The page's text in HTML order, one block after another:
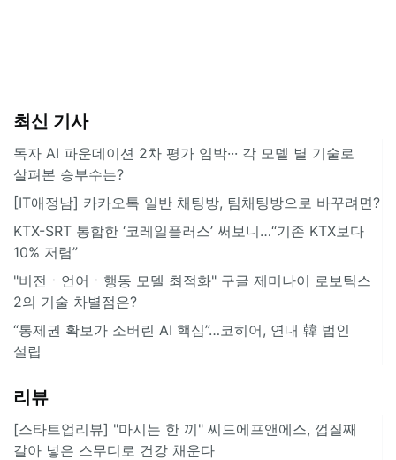
최신 기사
독자 AI 파운데이션 2차 평가 임박··· 각 모델 별 기술로
살펴본 승부수는?
[IT애정남] 카카오톡 일반 채팅방, 팀채팅방으로 바꾸려면?
KTX-SRT 통합한 ‘코레일플러스’ 써보니…“기존 KTX보다
10% 저렴”
"비전ㆍ언어ㆍ행동 모델 최적화" 구글 제미나이 로보틱스
2의 기술 차별점은?
“통제권 확보가 소버린 AI 핵심”…코히어, 연내 韓 법인
설립
리뷰
[스타트업리뷰] "마시는 한 끼" 씨드에프앤에스, 껍질째
갈아 넣은 스무디로 건강 채운다